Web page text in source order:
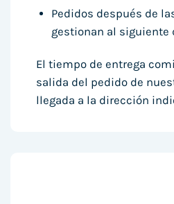
Pedidos después de
gestionan al siguiente
El tiempo de entrega
salida del pedido de
llegada a la dirección